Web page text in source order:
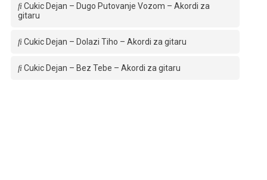
Cukic Dejan – Dugo Putovanje Vozom – Akordi za
gitaru
Cukic Dejan – Dolazi Tiho – Akordi za gitaru
Cukic Dejan – Bez Tebe – Akordi za gitaru